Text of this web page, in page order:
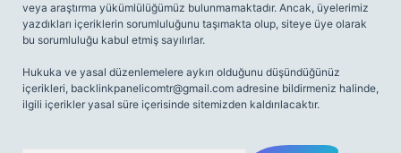
veya araştırma yükümlülüğümüz bulunmamaktadır. Ancak, üyelerimiz
yazdıkları içeriklerin sorumluluğunu taşımakta olup, siteye üye olarak
bu sorumluluğu kabul etmiş sayılırlar.
Hukuka ve yasal düzenlemelere aykırı olduğunu düşündüğünüz
içerikleri, backlinkpanelicomtr@gmail.com adresine bildirmeniz halinde,
ilgili içerikler yasal süre içerisinde sitemizden kaldırılacaktır.